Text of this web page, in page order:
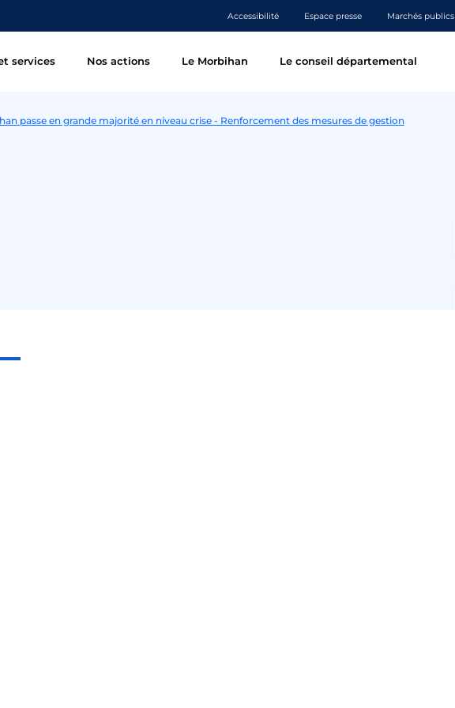
Accessibilité Espace presse Marchés publics
services Nos actions Le Morbihan Le conseil départemental
passe en grande majorité en niveau crise - Renforcement des mesures de gestion